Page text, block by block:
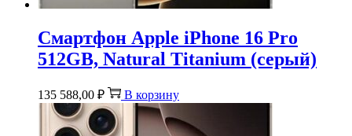
Смартфон Apple iPhone 16 Pro
512GB, Natural Titanium (серый)
135 588,00 ₽ В корзину